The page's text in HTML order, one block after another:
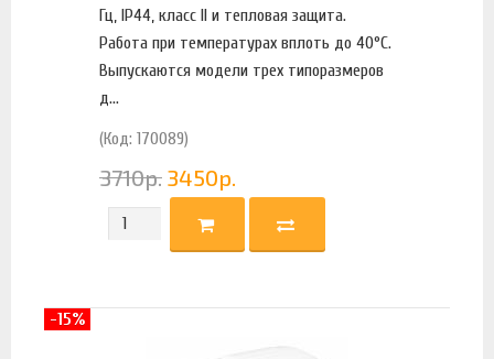
Гц, IP44, класс II и тепловая защита.
Работа при температурах вплоть до 40°C.
Выпускаются модели трех типоразмеров
д...
(Код: 170089)
3710р. 3450р.
-15%